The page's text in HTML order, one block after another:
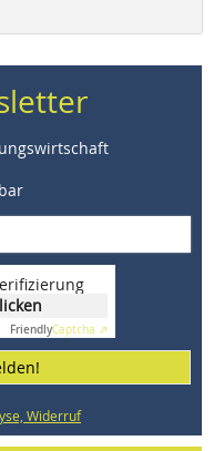
FriendlyCaptcha ⇗
Widerruf